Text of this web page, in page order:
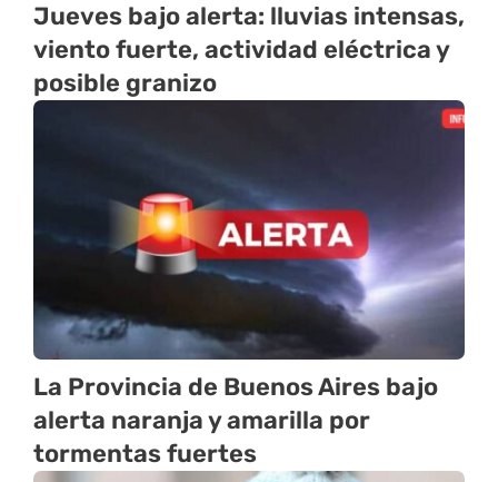
Jueves bajo alerta: lluvias intensas,
viento fuerte, actividad eléctrica y
posible granizo
La Provincia de Buenos Aires bajo
alerta naranja y amarilla por
tormentas fuertes